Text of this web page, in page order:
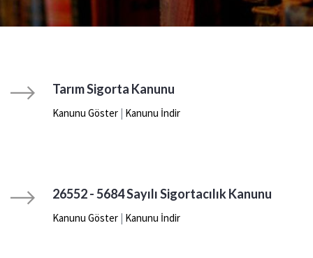
Tarım Sigorta Kanunu
Kanunu Göster | Kanunu İndir
26552 - 5684 Sayılı Sigortacılık Kanunu
Kanunu Göster | Kanunu İndir